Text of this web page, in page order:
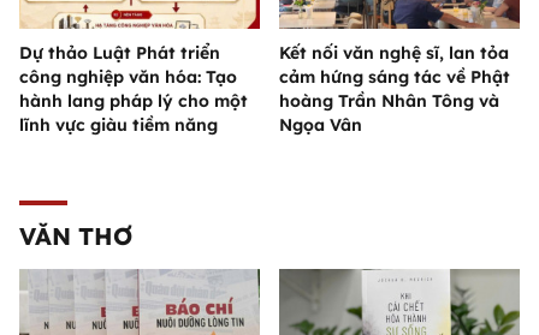
Dự thảo Luật Phát triển
công nghiệp văn hóa: Tạo
hành lang pháp lý cho một
lĩnh vực giàu tiềm năng
Kết nối văn nghệ sĩ, lan tỏa
cảm hứng sáng tác về Phật
hoàng Trần Nhân Tông và
Ngọa Vân
VĂN THƠ